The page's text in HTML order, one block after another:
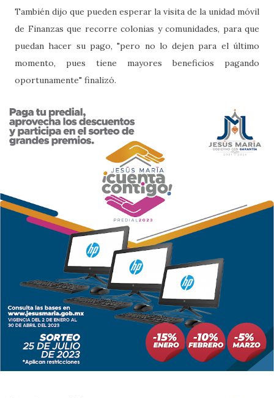
También dijo que pueden esperar la visita de la unidad móvil
de Finanzas que recorre colonias y comunidades, para que
puedan hacer su pago, "pero no lo dejen para el último
momento, pues tiene mayores beneficios pagando
oportunamente" finalizó.